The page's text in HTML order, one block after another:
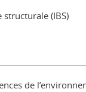
(IBS)
de